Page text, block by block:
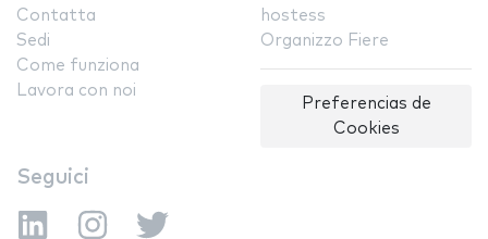
Contatta
Sedi
Come funziona
Lavora con noi
hostess
Organizzo Fiere
Preferencias de
Cookies
Seguici